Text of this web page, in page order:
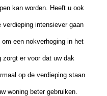
kan worden. Heeft u ook
verdieping intensiever gaan
een nokverhoging in het
zorgt er voor dat uw dak
op de verdieping staan
woning beter gebruiken.